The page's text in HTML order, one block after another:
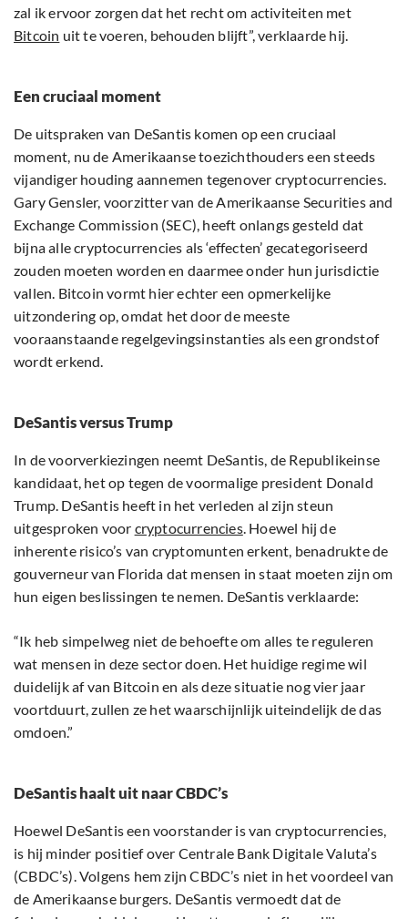
zal ik ervoor zorgen dat het recht om activiteiten met
Bitcoin uit te voeren, behouden blijft”, verklaarde hij.
Een cruciaal moment
De uitspraken van DeSantis komen op een cruciaal
moment, nu de Amerikaanse toezichthouders een steeds
vijandiger houding aannemen tegenover cryptocurrencies.
Gary Gensler, voorzitter van de Amerikaanse Securities and
Exchange Commission (SEC), heeft onlangs gesteld dat
bijna alle cryptocurrencies als ‘effecten’ gecategoriseerd
zouden moeten worden en daarmee onder hun jurisdictie
vallen. Bitcoin vormt hier echter een opmerkelijke
uitzondering op, omdat het door de meeste
vooraanstaande regelgevingsinstanties als een grondstof
wordt erkend.
DeSantis versus Trump
In de voorverkiezingen neemt DeSantis, de Republikeinse
kandidaat, het op tegen de voormalige president Donald
Trump. DeSantis heeft in het verleden al zijn steun
uitgesproken voor cryptocurrencies. Hoewel hij de
inherente risico’s van cryptomunten erkent, benadrukte de
gouverneur van Florida dat mensen in staat moeten zijn om
hun eigen beslissingen te nemen. DeSantis verklaarde:
“Ik heb simpelweg niet de behoefte om alles te reguleren
wat mensen in deze sector doen. Het huidige regime wil
duidelijk af van Bitcoin en als deze situatie nog vier jaar
voortduurt, zullen ze het waarschijnlijk uiteindelijk de das
omdoen.”
DeSantis haalt uit naar CBDC’s
Hoewel DeSantis een voorstander is van cryptocurrencies,
is hij minder positief over Centrale Bank Digitale Valuta’s
(CBDC’s). Volgens hem zijn CBDC’s niet in het voordeel van
de Amerikaanse burgers. DeSantis vermoedt dat de